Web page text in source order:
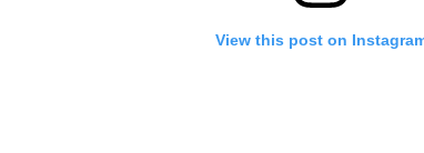
View this post on